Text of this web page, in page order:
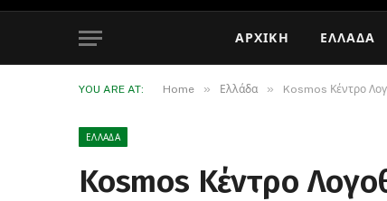
ΑΡΧΙΚΉ ΕΛΛΆΔΑ
YOU ARE AT: Home » Ελλάδα » Kosmos Κέντρο
ΕΛΛΆΔΑ
Kosmos Κέντρο